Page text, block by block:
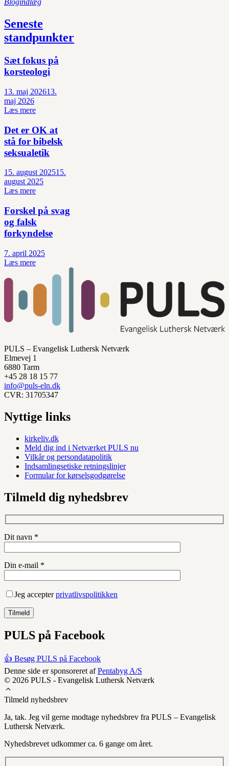
Blogindlæg
Seneste
standpunkter
Sæt fokus på
korsteologi
13. maj 202613.
maj 2026
Læs mere
Det er OK at
stå for bibelsk
seksualetik
15. august 202515.
august 2025
Læs mere
Forskel på svag
og falsk
forkyndelse
7. april 2025
Læs mere
PULS – Evangelisk Luthersk Netværk
Elmevej 1
6880 Tarm
+45 28 18 15 77
info@puls-eln.dk
CVR: 31705347
Nyttige links
kirkeliv.dk
Meld dig ind i Netværket PULS nu
Vilkår og persondatapolitik
Indsamlingsetiske retningslinjer
Formular for kørselsgodgørelse
Tilmeld dig nyhedsbrev
Dit navn *
Din e-mail *
Jeg accepterprivatlivspolitikken
PULS på Facebook
👍 Besøg PULS på Facebook
Denne side er sponsoreret afPentabyg A/S
© 2026 PULS - Evangelisk Luthersk Netværk
Tilmeld nyhedsbrev
Ja, tak. Jeg vil gerne modtage nyhedsbrev fra PULS – Evangelisk
Luthersk Netværk.
Nyhedsbrevet udkommer ca. 6 gange om året.